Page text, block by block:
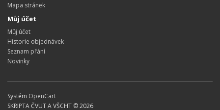
Mapa stránek
Můj účet
Můj účet
Historie objednávek
Seznam přání
Novinky
Systém OpenCart
SKRIPTA ČVUT A VŠCHT © 2026